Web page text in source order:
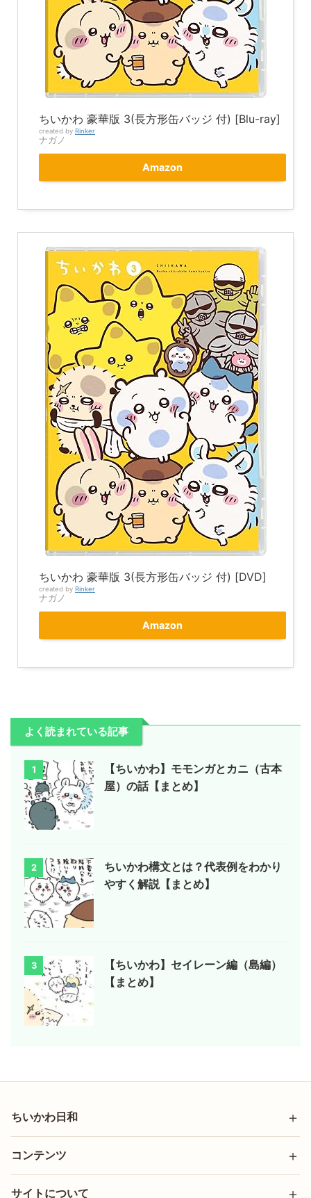
ちいかわ 豪華版 3(長方形缶バッジ 付) [Blu-ray]
created by Rinker
ナガノ
Amazon
ちいかわ 豪華版 3(長方形缶バッジ 付) [DVD]
created by Rinker
ナガノ
Amazon
よく読まれている記事
1
【ちいかわ】モモンガとカニ（古本
屋）の話【まとめ】
2
ちいかわ構文とは？代表例をわかり
やすく解説【まとめ】
3
【ちいかわ】セイレーン編（島編）
【まとめ】
ちいかわ日和
コンテンツ
サイトについて